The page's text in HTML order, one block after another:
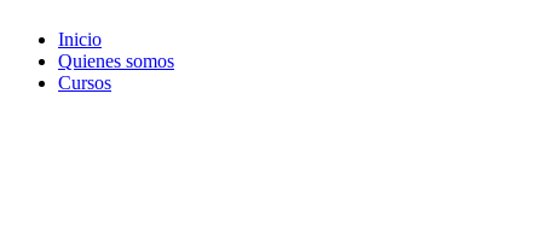
Inicio
Quienes somos
Cursos